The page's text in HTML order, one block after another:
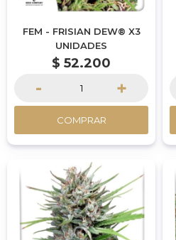
FEM - FRISIAN DEW® X3
UNIDADES
$ 52.200
- +
COMPRAR